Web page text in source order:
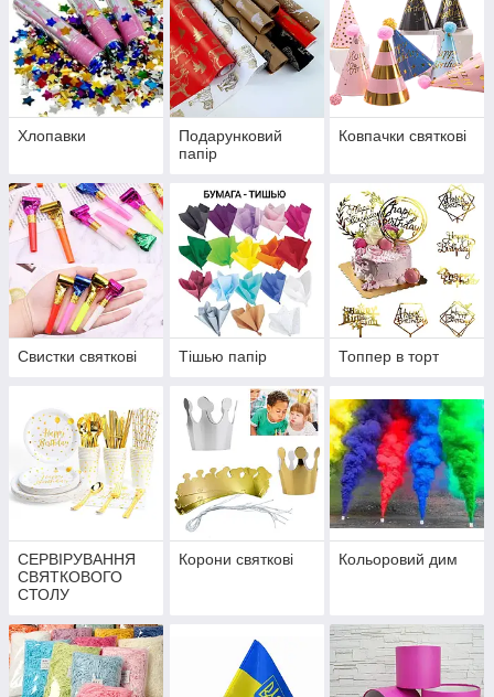
Хлопавки
Подарунковий
папір
Ковпачки святкові
Свистки святкові Тішью папір Топпер в торт
СЕРВІРУВАННЯ
СВЯТКОВОГО
СТОЛУ
Корони святкові Кольоровий дим